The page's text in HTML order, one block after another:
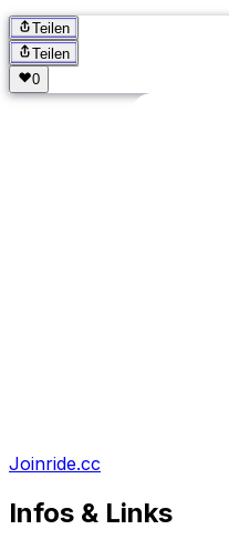
Teilen
Teilen
Joinride.cc
Infos & Links